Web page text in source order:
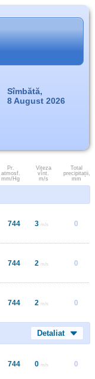
Sîmbătă,
8 August 2026
Pr.
atmosf.
mm/Hg
Viteza
vînt.
m/s
Total
precipitații,
mm
744 3 m/s 0
744 2 m/s 0
744 2 m/s 0
Detaliat
744 0 m/s 0